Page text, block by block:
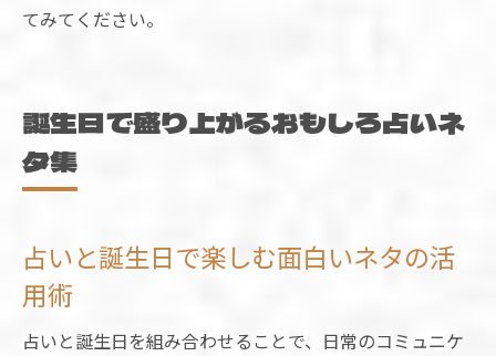
てみてください。
誕生日で盛り上がるおもしろ占いネ
タ集
占いと誕生日で楽しむ面白いネタの活
用術
占いと誕生日を組み合わせることで、日常のコミュニケ